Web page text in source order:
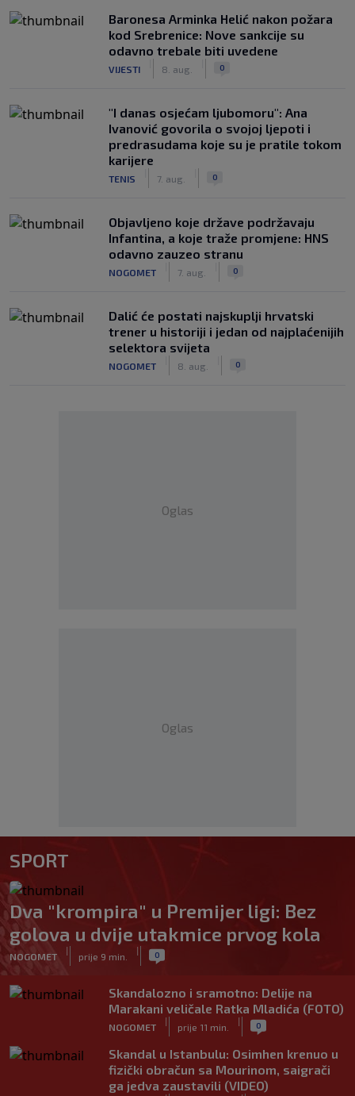
Baronesa Arminka Helić nakon požara
kod Srebrenice: Nove sankcije su
odavno trebale biti uvedene
VIJESTI 8. aug. 0
"I danas osjećam ljubomoru": Ana
Ivanović govorila o svojoj ljepoti i
predrasudama koje su je pratile tokom
karijere
TENIS 7. aug. 0
Objavljeno koje države podržavaju
Infantina, a koje traže promjene: HNS
odavno zauzeo stranu
NOGOMET 7. aug. 0
Dalić će postati najskuplji hrvatski
trener u historiji i jedan od najplaćenijih
selektora svijeta
NOGOMET 8. aug. 0
Oglas
Oglas
SPORT
Dva "krompira" u Premijer ligi: Bez
golova u dvije utakmice prvog kola
NOGOMET
|
prije 9 min.
| 0
Skandalozno i sramotno: Delije na
Marakani veličale Ratka Mladića (FOTO)
NOGOMET
|
prije 11 min.
| 0
Skandal u Istanbulu: Osimhen krenuo u
fizički obračun sa Mourinom, saigrači
ga jedva zaustavili (VIDEO)